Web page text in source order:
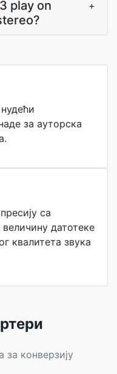
play on
+
за ауторска
са
датотеке
квалитета звука
за конверзију